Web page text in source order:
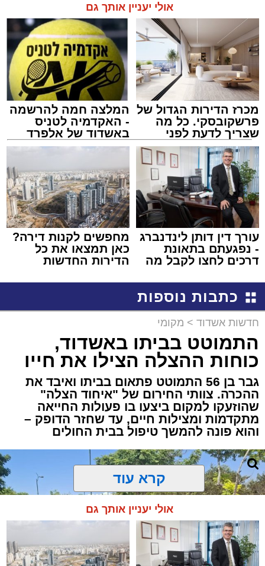
אולי יעניין אותך גם
מכרז הדירות הגדול של
פרשקובסקי. כל מה
שצריך לדעת לפני
שמגישים הצעה לדירה
באשדוד
המלצה חמה להרשמה
- האקדמיה לטניס
באשדוד של אלפרד
קריאולנסקי - לילדים
עורך דין דותן לינדנברג
- נפגעתם בתאונת
דרכים לחצו לקבל מה
מחפשים לקנות דירה?
כאן תמצאו את כל
הדירות החדשות
כתבות נוספות
חדשות אשדוד > מקומי
התמוטט בביתו באשדוד,
כוחות ההצלה הצילו את חייו
גבר בן 56 התמוטט פתאום בביתו ואיבד את
ההכרה. צוותי החירום של "איחוד הצלה"
שהוזעקו למקום ביצעו בו פעולות החייאה
מתקדמות ומצילות חיים, עד שחזר הדופק –
והוא פונה להמשך טיפול בבית החולים
קרא עוד
אולי יעניין אותך גם